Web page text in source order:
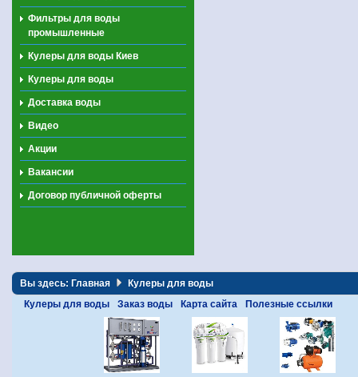
Фильтры для воды
промышленные
Кулеры для воды Киев
Кулеры для воды
Доставка воды
Видео
Акции
Вакансии
Договор публичной оферты
Вы здесь: Главная
Кулеры для воды
Кулеры для воды
Заказ воды Карта сайта Полезные ссылки